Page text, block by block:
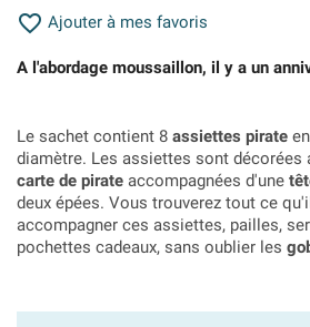
 Ajouter à mes favoris
A l'abordage moussaillon, il y a un
Le sachet contient 8 assiettes pirate
diamètre. Les assiettes sont décorées
carte de pirate accompagnées d'une
deux épées. Vous trouverez tout ce
accompagner ces assiettes, pailles,
pochettes cadeaux, sans oublier les